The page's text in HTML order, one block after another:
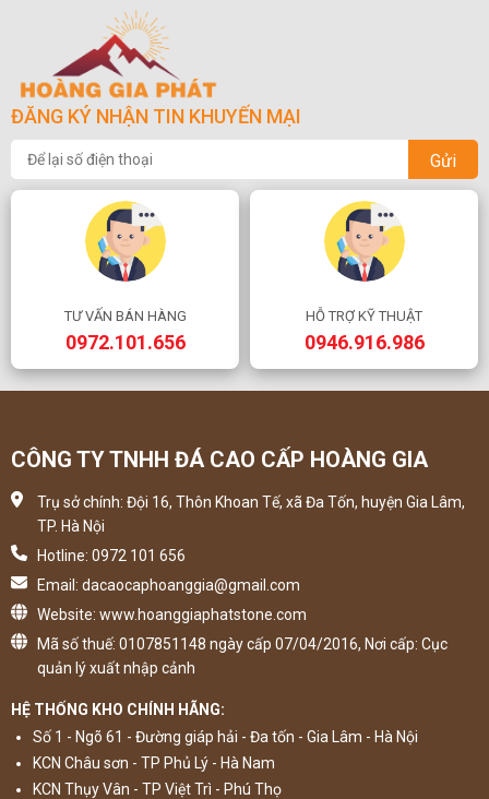
ĐĂNG KÝ NHẬN TIN KHUYẾN MẠI
Gửi
TƯ VẤN BÁN HÀNG
0972.101.656
HỖ TRỢ KỸ THUẬT
0946.916.986
CÔNG TY TNHH ĐÁ CAO CẤP HOÀNG GIA
Trụ sở chính: Đội 16, Thôn Khoan Tế, xã Đa Tốn, huyện Gia Lâm,
TP. Hà Nội
Hotline: 0972 101 656
Email: dacaocaphoanggia@gmail.com
Website: www.hoanggiaphatstone.com
Mã số thuế: 0107851148 ngày cấp 07/04/2016, Nơi cấp: Cục
quản lý xuất nhập cảnh
HỆ THỐNG KHO CHÍNH HÃNG:
Số 1 - Ngõ 61 - Đường giáp hải - Đa tốn - Gia Lâm - Hà Nội
KCN Châu sơn - TP Phủ Lý - Hà Nam
KCN Thụy Vân - TP Việt Trì - Phú Thọ